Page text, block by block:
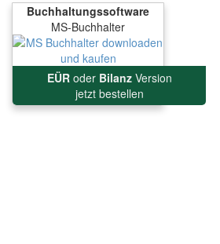
Buchhaltungssoftware
MS-Buchhalter
EÜRoder BilanzVersion
jetzt bestellen